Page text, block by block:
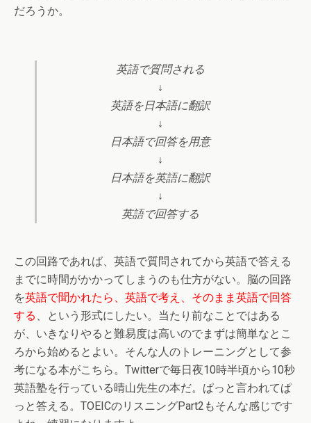
だろうか。
英語で質問される
↓
英語を日本語に翻訳
↓
日本語で回答を用意
↓
日本語を英語に翻訳
↓
英語で回答する
この回路であれば、英語で質問されてから英語で答える
までに時間がかかってしまうのも仕方がない。脳の回路
を英語で聞かれたら、英語で考え、そのまま英語で回答
する 、という形式にしたい。当たり前なことではある
が、いきなりやると難易度は高いのでまずは簡単なとこ
ろから始めるとよい。そんな人のトレーニングとして参
考になる本がこちら。Twitterで毎日夜10時半頃から10秒
英語塾を行っている晴山先生の本だ。ぱっと言われてぱ
っと答える。TOEICのリスニングPart2もそんな感じです